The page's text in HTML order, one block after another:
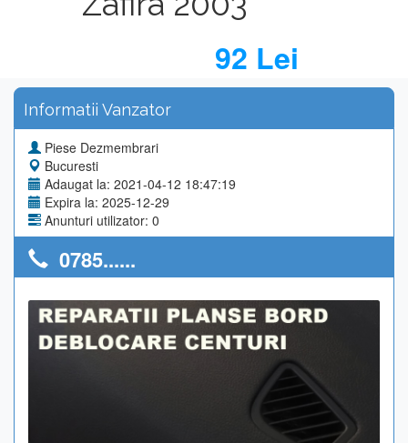
92 Lei
Informatii Vanzator
Piese Dezmembrari
Bucuresti
Adaugat la: 2021-04-12 18:47:19
Expira la: 2025-12-29
Anunturi utilizator: 0
0785......